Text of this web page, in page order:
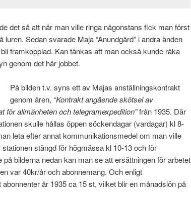
det så att när man ville ringa någonstans fick man först
Sedan svarade Maja “Anundgård” i andra änden
framkopplad. Kan tänkas att man också kunde råka
genom det här jobbet.
På bilden t.v. syns ett av Majas anställningskontrakt
genom åren, “Kontrakt angående skötsel av
för allmänheten och telegramexpedition”från 1935. Där
skulle hållas öppen söckendagar (vardagar) kl 8-
leta efter annat kommunikationsmedel om man ville
stängd för högmässa kl 10-13 och för
bilderna nedan kan man se att ersättningen för arbetet
var 40kr/år och abonnemang. Och enligt
abonnenter år 1935 ca 15 st, vilket blir en månadslön på